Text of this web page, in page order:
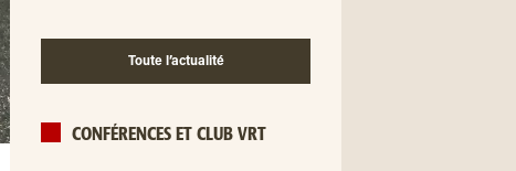
Toute l’actualité
CONFÉRENCES ET CLUB VRT